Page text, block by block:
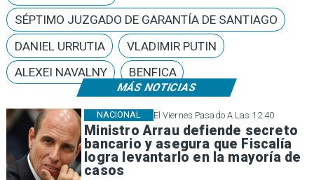
MÁS NOTICIAS
El Viernes Pasado A Las 12:40
Ministro Arrau defiende secreto
bancario y asegura que Fiscalía
logra levantarlo en la mayoría de
casos
NACIONAL
SÉPTIMO JUZGADO DE GARANTÍA DE SANTIAGO
DANIEL URRUTIA
VLADIMIR PUTIN
ALEXEI NAVALNY
BENFICA